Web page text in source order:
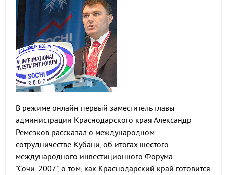
В режиме онлайн первый заместитель главы
администрации Краснодарского края Александр
Ремезков рассказал о международном
сотрудничестве Кубани, об итогах шестого
международного инвестиционного Форума
"Сочи-2007", о том, как Краснодарский край готовится